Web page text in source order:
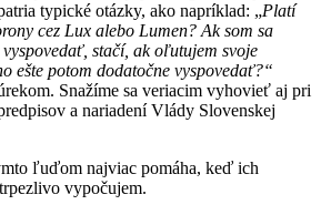
typické otázky, ako napríklad: „Platí
cez Lux alebo Lumen? Ak som sa
stačí, ak oľutujem svoje
ešte potom dodatočne vyspovedať?“
Snažíme sa veriacim vyhovieť aj pri
a nariadení Vlády Slovenskej
ľuďom najviac pomáha, keď ich
trpezlivo vypočujem.